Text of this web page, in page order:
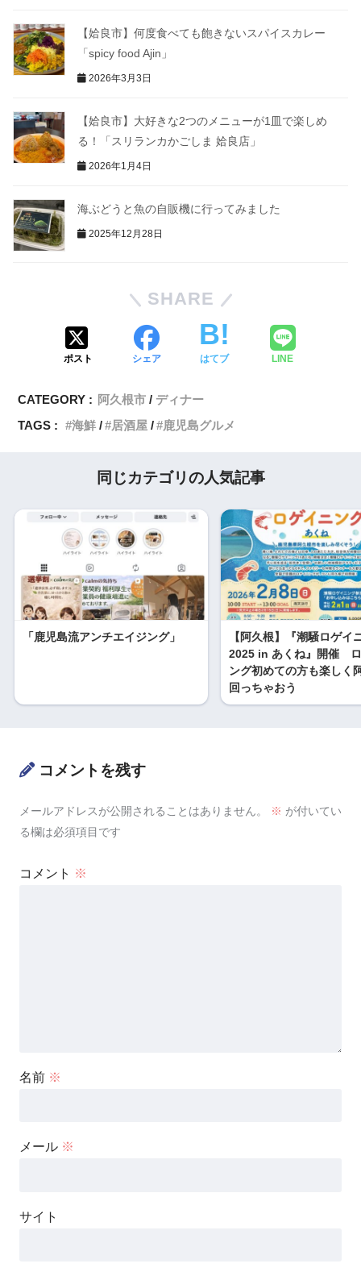
【姶良市】何度食べても飽きないスパイスカレー
「spicy food Ajin」
2026年3月3日
【姶良市】大好きな2つのメニューが1皿で楽しめ
る！「スリランカかごしま 姶良店」
2026年1月4日
海ぶどうと魚の自販機に行ってみました
2025年12月28日
SHARE
ポスト シェア はてブ LINE
CATEGORY : 阿久根市
ディナー
TAGS :
海鮮 居酒屋 鹿児島グルメ
同じカテゴリの人気記事
「鹿児島流アンチエイジング」
【阿久根】『潮騒ロゲイ
2025 in あくね』開催
ング初めての方も楽しく
回っちゃおう
コメントを残す
メールアドレスが公開されることはありません。 ※ が付いてい
る欄は必須項目です
コメント ※
名前 ※
メール ※
サイト